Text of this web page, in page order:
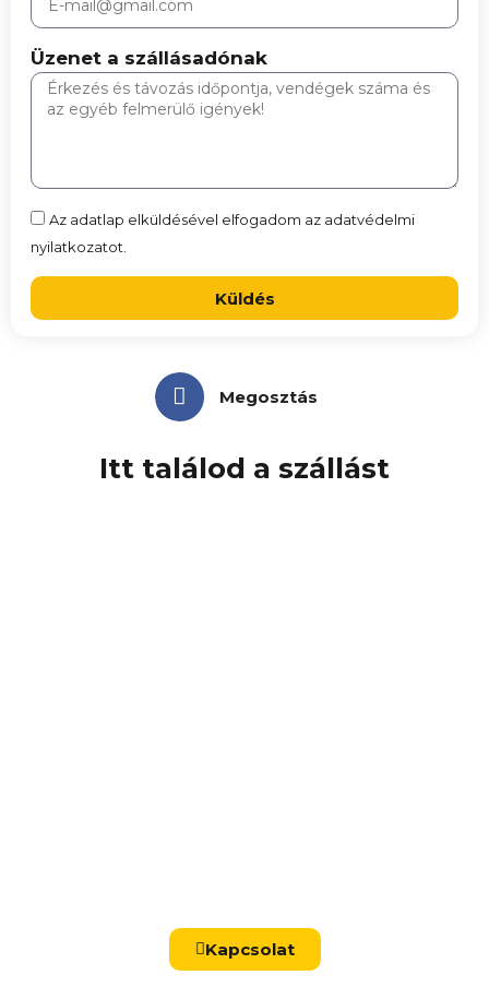
Üzenet a szállásadónak
Az adatlap elküldésével elfogadom az adatvédelmi
nyilatkozatot.
Küldés
Megosztás
Itt találod a szállást
Kapcsolat